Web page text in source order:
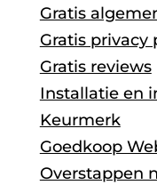
Gratis
Gratis privacy
Gratis reviews
Installatie en
Keurmerk
Goedkoop
Overstappen